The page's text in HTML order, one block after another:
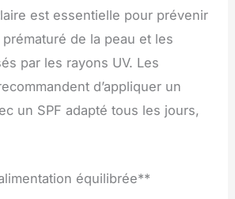
est essentielle pour prévenir
de la peau et les
par les rayons UV. Les
d’appliquer un
un SPF adapté tous les jours,
équilibrée**